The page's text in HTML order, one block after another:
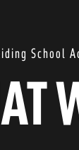
School